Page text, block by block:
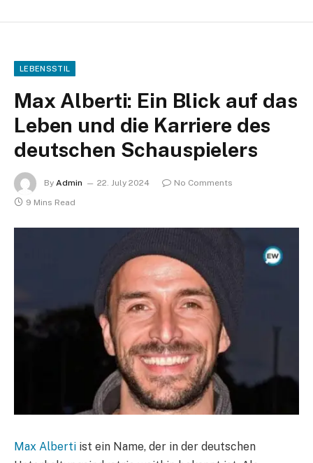
LEBENSSTIL
Max Alberti: Ein Blick auf das
Leben und die Karriere des
deutschen Schauspielers
By Admin 22. July 2024
No Comments
9 Mins Read
Max Alberti ist ein Name, der in der deutschen